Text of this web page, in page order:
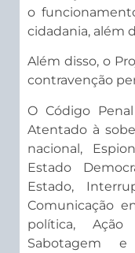
o
cidadania, além
Além disso, o
contravenção
O Código
Atentado à
nacional,
Estado
Estado,
Comunicação
política, Ação
Sabotagem